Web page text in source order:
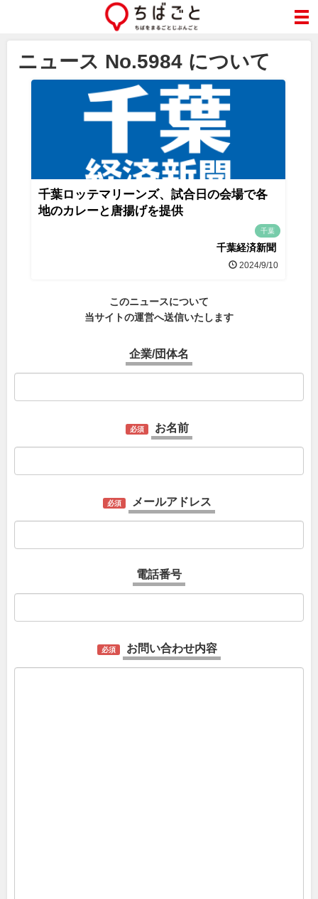
ニュース No.5984 について
千葉ロッテマリーンズ、試合日の会場で各
地のカレーと唐揚げを提供
千葉
千葉経済新聞
2024/9/10
このニュースについて
当サイトの運営へ送信いたします
企業/団体名
必須 お名前
必須 メールアドレス
電話番号
必須 お問い合わせ内容